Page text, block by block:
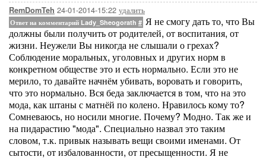
RemDomTeh 24-01-2014-15:22 удалить
Ответ на комментарий Lady_Sheogorath # Я не смогу дать то, что Вы
должны были получить от родителей, от воспитания, от
жизни. Неужели Вы никогда не слышали о грехах?
Соблюдение моральных, уголовных и других норм в
конкретном обществе это и есть нормально. Если это не
мерило, то давайте начнём убивать, воровать и говорить,
что это нормально. Вся беда заключается в том, что на это
мода, как штаны с матнёй по колено. Нравилось кому то?
Сомневаюсь, но носили многие. Почему? Модно. Так же и
на пидарастию "мода". Специально назвал это таким
словом, т.к. привык называть вещи своими именами. От
сытости, от избалованности, от пресыщенности. Я не